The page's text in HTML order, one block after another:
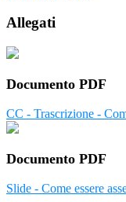
Allegati
Documento PDF
CC - Trascrizione -
Documento PDF
Slide - Come essere